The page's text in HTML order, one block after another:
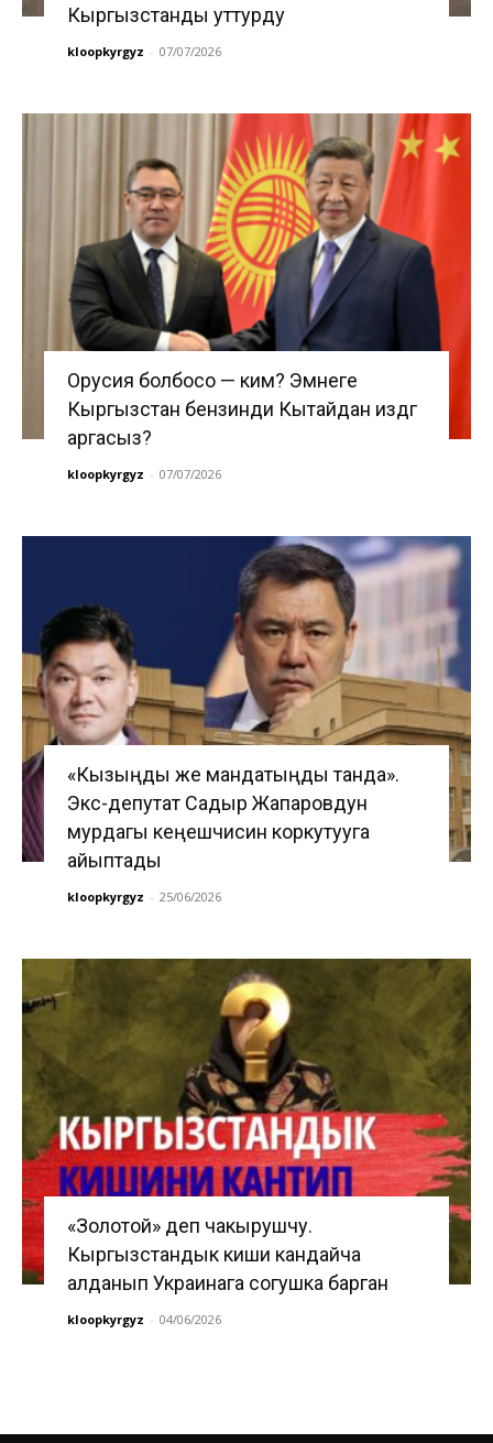
Кыргызстанды уттурду
kloopkyrgyz - 07/07/2026
Орусия болбосо — ким? Эмнеге
Кыргызстан бензинди Кытайдан издөөгө
аргасыз?
kloopkyrgyz - 07/07/2026
«Кызыңды же мандатыңды танда».
Экс-депутат Садыр Жапаровдун
мурдагы кеңешчисин коркутууга
айыптады
kloopkyrgyz - 25/06/2026
«Золотой» деп чакырушчу.
Кыргызстандык киши кандайча
алданып Украинага согушка барган
kloopkyrgyz - 04/06/2026